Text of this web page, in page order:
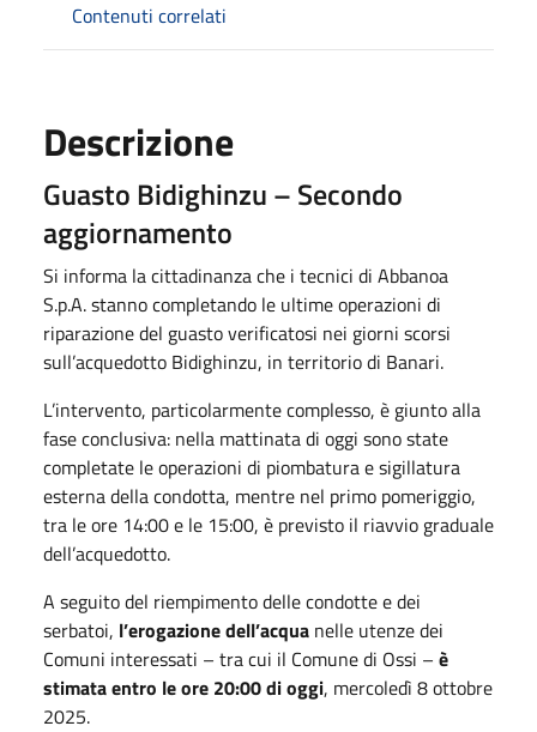
Contenuti correlati
Descrizione
Guasto Bidighinzu – Secondo
aggiornamento
Si informa la cittadinanza che i tecnici di Abbanoa
S.p.A. stanno completando le ultime operazioni di
riparazione del guasto verificatosi nei giorni scorsi
sull’acquedotto Bidighinzu, in territorio di Banari.
L’intervento, particolarmente complesso, è giunto alla
fase conclusiva: nella mattinata di oggi sono state
completate le operazioni di piombatura e sigillatura
esterna della condotta, mentre nel primo pomeriggio,
tra le ore 14:00 e le 15:00, è previsto il riavvio graduale
dell’acquedotto.
A seguito del riempimento delle condotte e dei
serbatoi, l’erogazione dell’acqua nelle utenze dei
Comuni interessati – tra cui il Comune di Ossi – è
stimata entro le ore 20:00 di oggi, mercoledì 8 ottobre
2025.